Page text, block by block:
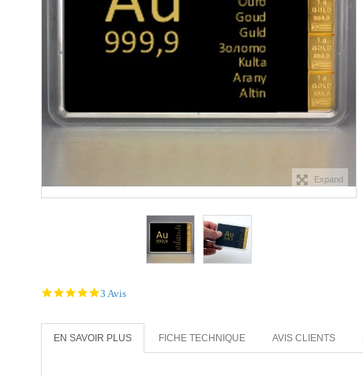
Expand
5.0
3 Avis
EN SAVOIR PLUS FICHE TECHNIQUE AVIS CLIENTS